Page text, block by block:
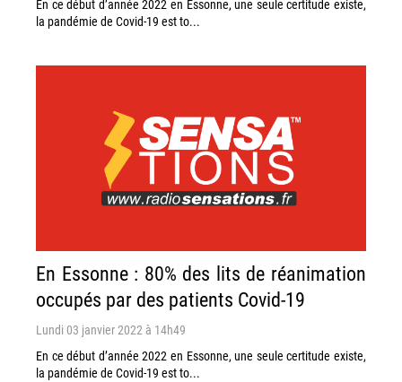
En ce début d’année 2022 en Essonne, une seule certitude existe,
la pandémie de Covid-19 est to...
En Essonne : 80% des lits de réanimation
occupés par des patients Covid-19
Lundi 03 janvier 2022 à 14h49
En ce début d’année 2022 en Essonne, une seule certitude existe,
la pandémie de Covid-19 est to...